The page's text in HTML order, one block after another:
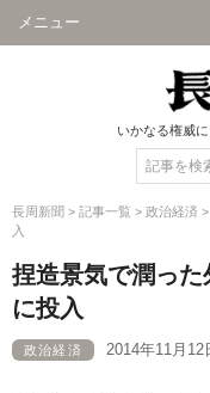
メニュー
いかなる権威
長周新聞 > 記事一覧 > 政治経済 >
入
捏造景気で潤っ
に投入
政治経済 2014年11月12